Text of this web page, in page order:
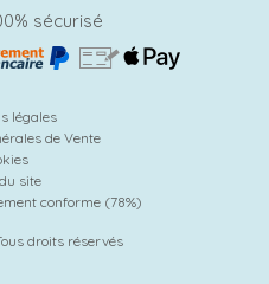
sécurisé
légales
de Vente
site
conforme (78%)
droits réservés